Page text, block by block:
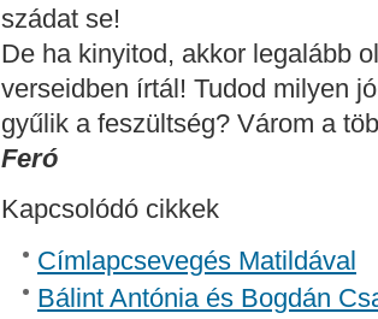
szádat se!
De ha kinyitod, akkor legalább
verseidben írtál! Tudod milyen
gyűlik a feszültség? Várom a
Feró
Kapcsolódó cikkek
Címlapcsevegés Matildával
Bálint Antónia és Bogdán